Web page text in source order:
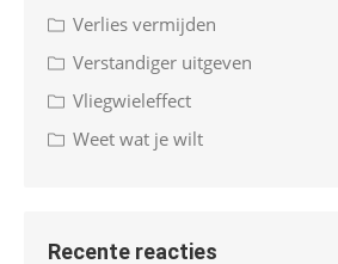
Verlies vermijden
Verstandiger uitgeven
Vliegwieleffect
Weet wat je wilt
Recente reacties